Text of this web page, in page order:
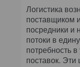
Логистика
поставщиком
посредники и
потоки в
потребность
поставок. Эти